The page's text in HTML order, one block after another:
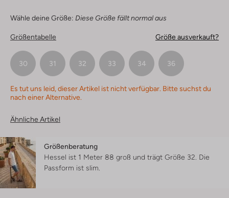
Wähle deine Größe: Diese Größe fällt normal aus
Größentabelle Größe ausverkauft?
30 31 32 33 34 36
Es tut uns leid, dieser Artikel ist nicht verfügbar. Bitte suchst du
nach einer Alternative.
Ähnliche Artikel
Größenberatung
Hessel ist 1 Meter 88 groß und trägt Größe 32. Die
Passform ist slim